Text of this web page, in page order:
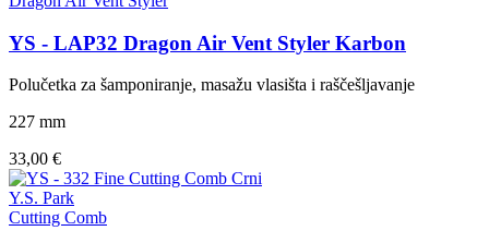
YS - LAP32 Dragon Air Vent Styler Karbon
Polučetka za šamponiranje, masažu vlasišta i raščešljavanje
227 mm
33,00 €
Y.S. Park
Cutting Comb